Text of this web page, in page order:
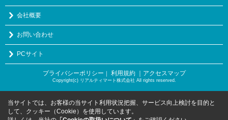
会社概要
お問い合わせ
PCサイト
プライバシーポリシー 利用規約 ｜アクセスマップ
Copyright(c) リアルティマート株式会社 All rights reserved.
当サイトでは、お客様の当サイト利用状況把握、サービス向上検討を目的と
して、クッキー（Cookie）を使用しています。